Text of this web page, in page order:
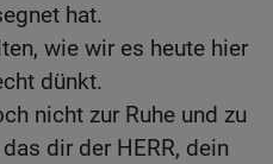
hat.
wie wir es heute hier
dünkt.
nicht zur Ruhe und zu
dir der HERR, dein